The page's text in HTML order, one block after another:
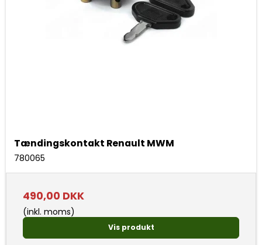
Tændingskontakt Renault MWM
780065
490,00 DKK
(inkl. moms)
Vis produkt